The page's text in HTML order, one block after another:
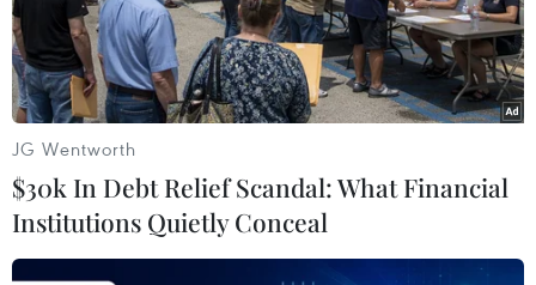
Việt Nam tuyển 10.000 người thử
nghiệm vắcxin ngừa COVID-19
Sáng 10/12, Học viện Quân y chính thức tổ chức tuyển
tình nguyện viên tham gia thử nghiệm lâm sàng giai
đoạn 1 vắcxin NANO COVAX ngừa COVID-19 do
JG Wentworth
$30k In Debt Relief Scandal: What Financial
Institutions Quietly Conceal